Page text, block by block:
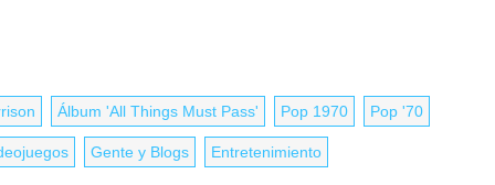
Álbum 'All Things Must Pass' Pop 1970 Pop '70
Gente y Blogs Entretenimiento